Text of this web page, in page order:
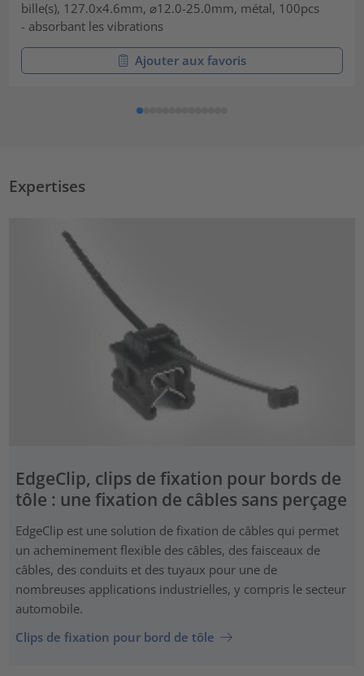
bille(s), 127.0x4.6mm, ⌀12.0-25.0mm, métal, 100pcs
- absorbant les vibrations
Ajouter aux favoris
Expertises
EdgeClip, clips de fixation pour bords de
tôle : une fixation de câbles sans perçage
EdgeClip est une solution de fixation de câbles qui permet
un acheminement flexible des câbles, des faisceaux de
câbles, des conduits et des tuyaux pour une de
nombreuses applications industrielles, y compris le secteur
automobile.
Clips de fixation pour bord de tôle